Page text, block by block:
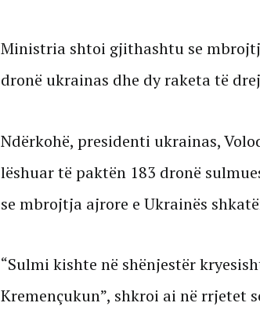
Ministria shtoi gjithashtu se
dronë ukrainas dhe dy raketa të
Ndërkohë, presidenti ukrainas,
lëshuar të paktën 183 dronë
se mbrojtja ajrore e Ukrainës
“Sulmi kishte në shënjestër
Kremençukun”, shkroi ai në rrjetet